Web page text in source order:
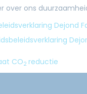
over ons
Dejond
CO2 reductie